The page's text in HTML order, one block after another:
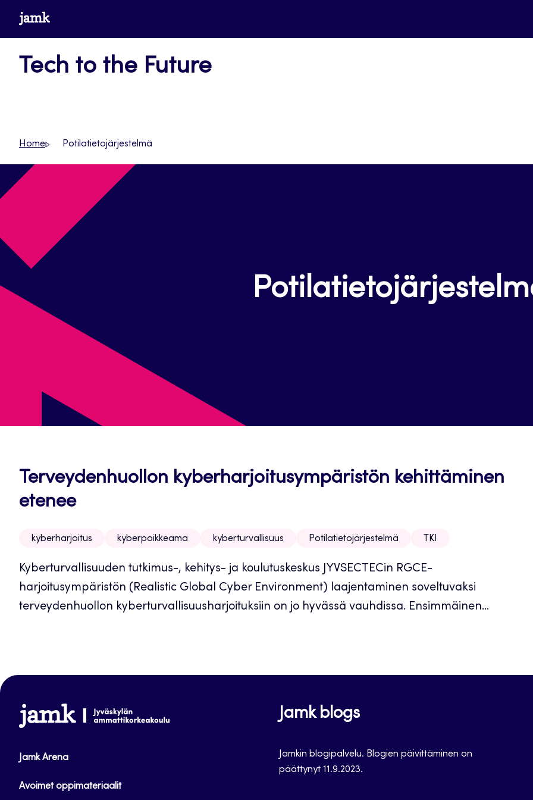
Siirrywww.jamk.fi
Tech to the Future
Home Potilatietojärjestelmä
Terveydenhuollon kyberharjoitusympäristön kehittäminen
etenee
kyberharjoitus kyberpoikkeama kyberturvallisuus Potilatietojärjestelmä TKI
Kyberturvallisuuden tutkimus-, kehitys- ja koulutuskeskus JYVSECTECin RGCE-
harjoitusympäristön (Realistic Global Cyber Environment) laajentaminen soveltuvaksi
terveydenhuollon kyberturvallisuusharjoituksiin on jo hyvässä vauhdissa. Ensimmäinen...
www.jamk.fi
Jamk Arena
Avoimet oppimateriaalit
Jamk blogs
Jamkin blogipalvelu. Blogien päivittäminen on
päättynyt 11.9.2023.